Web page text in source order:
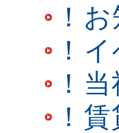
！
！
！
！